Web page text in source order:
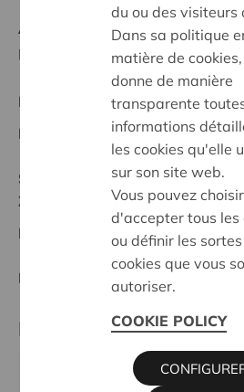
Ambition:
Des quartiers
pour tous
Projet régional
Date de début:05/10/2023
Statut:
Zuid-Limburg
Date de décision: 05/10/2023
Décision: Approuvé
Partenaire
OUDSTRIJDERSVERENIGING,
du ou des visiteurs
Dans sa politique
matière de
donne de manière
transparente
informations
les cookies qu'elle
sur son site web.
Vous pouvez choisir
d'accepter tous les
ou définir les
cookies que vous
autoriser.
COOKIE POLICY